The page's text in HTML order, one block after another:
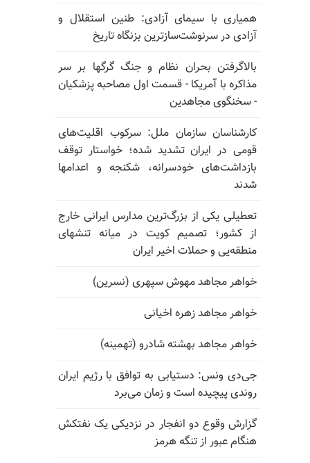
همیاری با سیمای آزادی: طنین استقلال و
آزادی در سرنوشت‌سازترین بزنگاه تاریخ
بالا‌گرفتن بحران نظام و جنگ گرگها بر سر
مذاکره با آمریکا - قسمت اول مصاحبه پزشکیان
- سخنگوی مجاهدین
کارشناسان سازمان ملل: سرکوب اقلیت‌های
قومی در ایران تشدید شده؛ خواستار توقف
بازداشت‌های خودسرانه، شکنجه و اعدامها
شدند
تعطیلی یکی از بزرگ‌ترین مدارس ایرانی خارج
از کشور؛ تصمیم کویت در میانه تنشهای
منطقه‌یی و حملات اخیر ایران
خواهر مجاهد مهوش سپهری (نسرین)
خواهر مجاهد زهره اخیانی
خواهر مجاهد بهشته شادرو (تهمینه)
جی‌دی ونس: دستیابی به توافق با رژیم ایران
روندی پیچیده است و زمان می‌برد
گزارش وقوع دو انفجار در نزدیکی یک نفتکش
هنگام عبور از تنگه هرمز